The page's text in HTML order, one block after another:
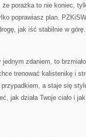
że porażka to nie koniec,
poprawiasz plan.
jak iść stabilnie w górę.
zdaniem, to
trenować kalistenikę i
a staje się
jak działa Twoje ciało i